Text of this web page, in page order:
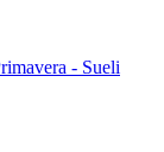
- Sueli